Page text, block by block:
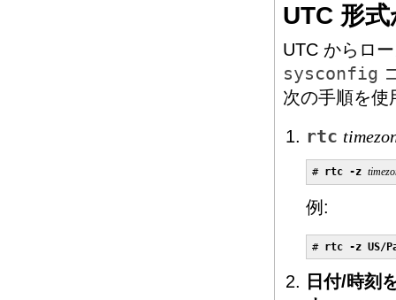
UTC 形
UTC からロ
sysconfig
次の手順を使
rtc
# rtc -z
例:
# rtc -z US/
日付/時刻